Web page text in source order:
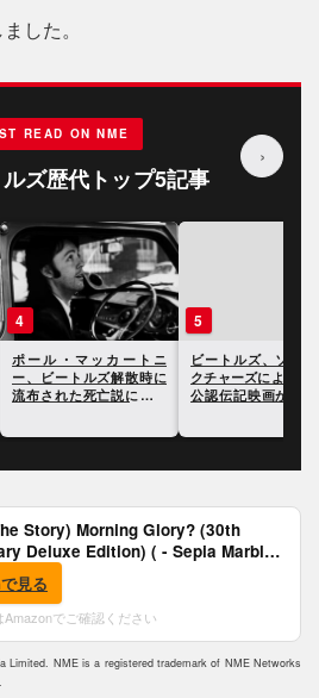
した。
READ ON NME
ズ歴代トップ5記事
›
4
ポール・マッカートニ
ー、ビートルズ解散時に
流布された死亡説につい
5
ビートルズ、ソニ
クチャーズによって
公認伝記映画が公
Story) Morning Glory? (30th
Deluxe Edition) ( - Sepia Marble
見る
でご確認ください
Limited. NME is a registered trademark of NME Networks